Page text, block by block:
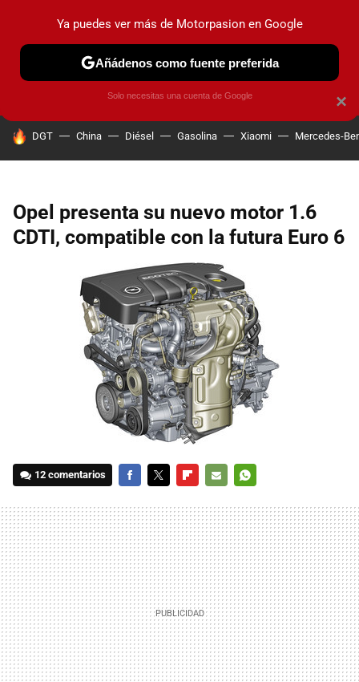
PRUEBAS COCHES ELÉCTRICOS OBSERVATORIO
HOY SE HABLA DE
DGT China Diésel Gasolina Xiaomi Mercedes-
Opel presenta su nuevo motor 1.6
CDTI, compatible con la futura Euro 6
12 comentarios
MAIL
×
Ya puedes ver más de Motorpasion en Google
Añádenos como fuente preferida
Solo necesitas una cuenta de Google